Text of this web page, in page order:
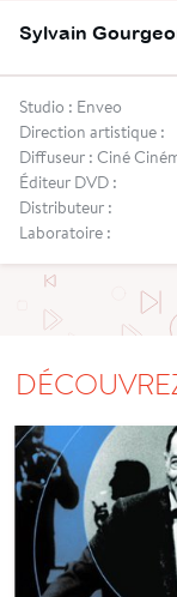
Sylvain
Studio : Enveo
Direction artistique :
Diffuseur : Ciné
Éditeur DVD :
Distributeur :
Laboratoire :